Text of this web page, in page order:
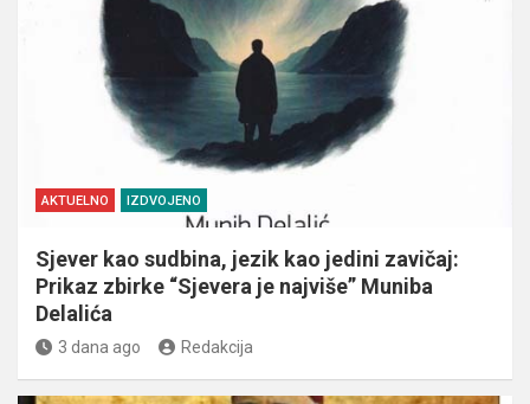
AKTUELNO IZDVOJENO
Sjever kao sudbina, jezik kao jedini zavičaj:
Prikaz zbirke “Sjevera je najviše” Muniba
Delalića
3 dana ago Redakcija